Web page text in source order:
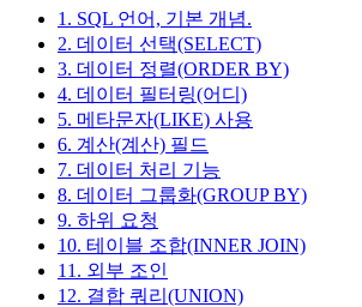
1. SQL 언어, 기본 개념.
2. 데이터 선택(SELECT)
3. 데이터 정렬(ORDER BY)
4. 데이터 필터링(어디)
5. 메타문자(LIKE) 사용
6. 계산(계산) 필드
7. 데이터 처리 기능
8. 데이터 그룹화(GROUP BY)
9. 하위 요청
10. 테이블 조합(INNER JOIN)
11. 외부 조인
12. 결합 쿼리(UNION)